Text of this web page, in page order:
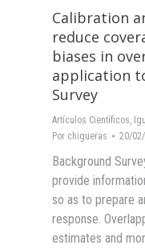
Calibration
reduce
biases in
application
Survey
Artículos Científicos,
Por chigueras 20/
Background
provide
so as to prepare
response.
estimates and